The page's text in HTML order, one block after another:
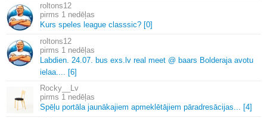
roltons12
1 nedēļas
Kurs speles league classsic? [0]
roltons12
1 nedēļas
Labdien. 24. 07. bus exs. lv real meet @ baars Bolderaja avotu
ielaa.
[6]
Rocky__Lv
1 nedēļas
Spēļu portāla jaunākajiem apmeklētājiem pāradresācijas.
[4]